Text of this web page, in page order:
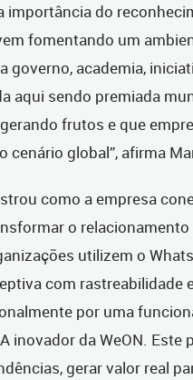
importância do
fomentando um
governo, academia,
aqui sendo premiada
frutos e que
cenário global”, afirma
como a empresa
o
utilizem o
com rastreabilidade
por uma
inovador da WeON. Este
gerar valor real